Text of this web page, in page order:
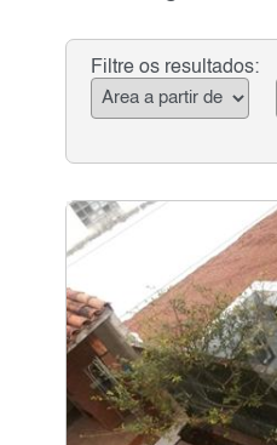
Filtre os resultados: